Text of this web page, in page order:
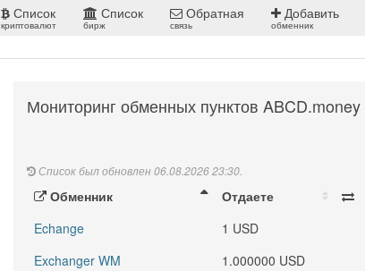
Список
криптовалют
Список
бирж
Обратная
связь
Добавить
обменник
Мониторинг обменных пунктов ABCD.money
Список был обновлен 06.08.2026 23:30.
Обменник Отдаете
Echange
1 USD
Exchanger WM
1.000000 USD